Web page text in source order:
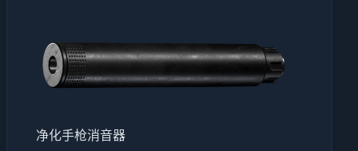
净化手枪消音器